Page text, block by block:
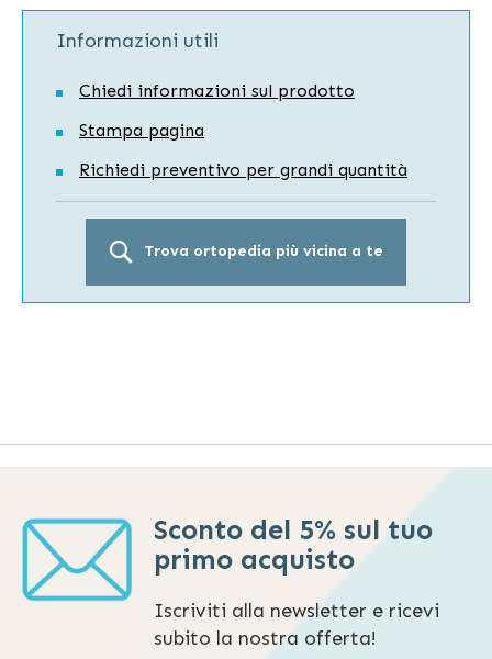
Informazioni utili
Chiedi informazioni sul prodotto
Stampa pagina
Richiedi preventivo per grandi quantità
Trova ortopedia più vicina a te
Sconto del 5% sul tuo
primo acquisto
Iscriviti alla newsletter e ricevi
subito la nostra offerta!